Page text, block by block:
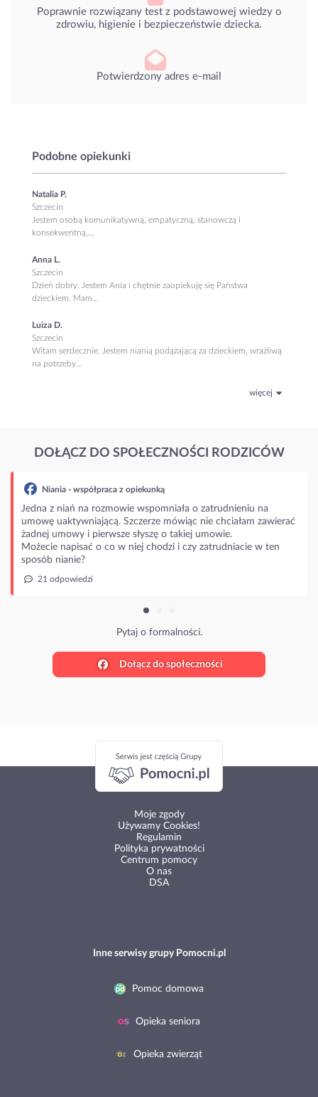
Poprawnie rozwiązany test z podstawowej wiedzy o
zdrowiu, higienie i bezpieczeństwie dziecka.
Potwierdzony adres e-mail
Podobne opiekunki
Natalia P.
Szczecin
Jestem osobą komunikatywną, empatyczną, stanowczą i
konsekwentną,...
Anna L.
Szczecin
Dzień dobry. Jestem Ania i chętnie zaopiekuję się Państwa
dzieckiem. Mam...
Luiza D.
Szczecin
Witam serdecznie. Jestem nianią podążającą za dzieckiem, wrażliwą
na potrzeby...
więcej
DOŁĄCZ DO SPOŁECZNOŚCI RODZICÓW
z opiekunką
wspomniała o zatrudnieniu na
Szczerze mówiąc nie chciałam zawierać
słyszę o takiej umowie.
o co w niej chodzi i czy zatrudniacie w ten
Dołącz do społeczności
Moje zgody
Używamy Cookies!
Regulamin
Polityka prywatności
Centrum pomocy
O nas
DSA
Inne serwisy grupy Pomocni.pl
Pomoc domowa
Opieka seniora
Opieka zwierząt